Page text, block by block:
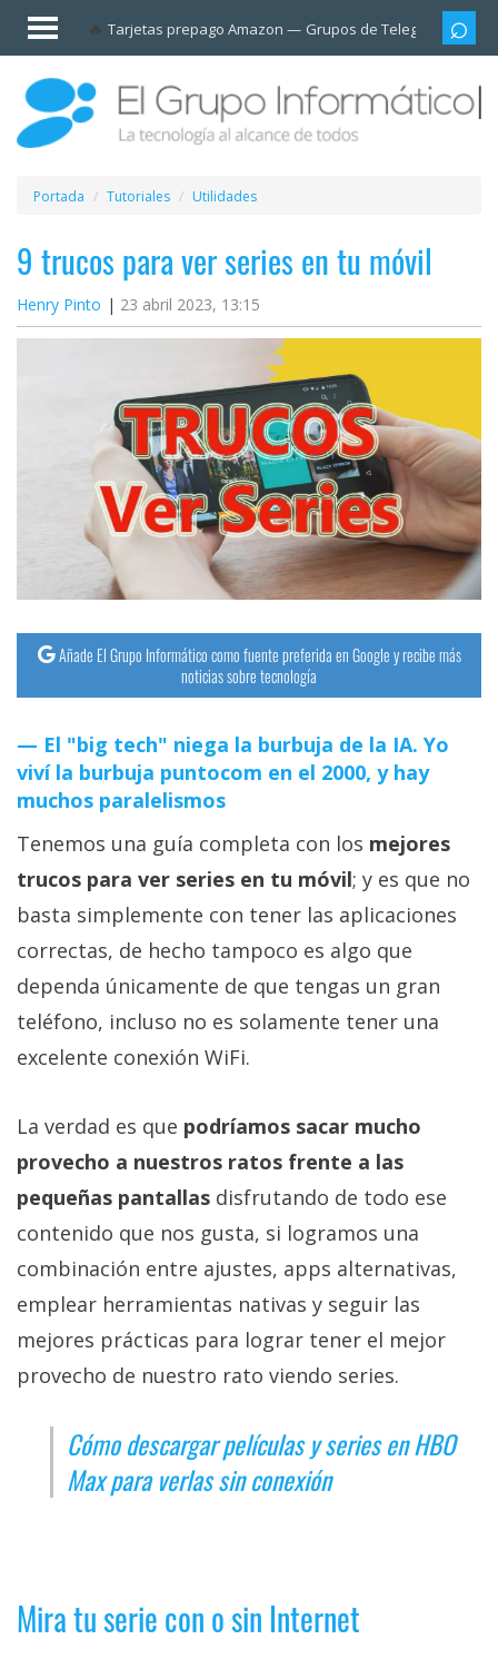
Tarjetas prepago Amazon Grupos de Telegram
Invitado
Iniciar
sesión /
Registrarse
Esenciales
Móviles
Ofertas
Apps
Plataformas
streaming
Operadores
Trucos
Tutoriales
Ciberseguridad
operativos
Profesional
+
Más
temas
Foros
Contacto
/
Sobre
nosotros
/
Publicidad
Cambiar
opciones
Portada Tutoriales Utilidades
9 trucos para ver series en tu móvil
Henry Pinto 23 abril 2023, 13:15
Añade El Grupo Informático como fuente preferida en Google y recibe más
noticias sobre tecnología
El "big tech" niega la burbuja de la IA. Yo
viví la burbuja puntocom en el 2000, y hay
muchos paralelismos
Tenemos una guía completa con los mejores
trucos para ver series en tu móvil; y es que no
basta simplemente con tener las aplicaciones
correctas, de hecho tampoco es algo que
dependa únicamente de que tengas un gran
teléfono, incluso no es solamente tener una
excelente conexión WiFi.
La verdad es que podríamos sacar mucho
provecho a nuestros ratos frente a las
pequeñas pantallas disfrutando de todo ese
contenido que nos gusta, si logramos una
combinación entre ajustes, apps alternativas,
emplear herramientas nativas y seguir las
mejores prácticas para lograr tener el mejor
provecho de nuestro rato viendo series.
Cómo descargar películas y series en HBO
Max para verlas sin conexión
Mira tu serie con o sin Internet